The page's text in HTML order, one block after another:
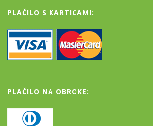
PLAČILO S KARTICAMI:
PLAČILO NA OBROKE: